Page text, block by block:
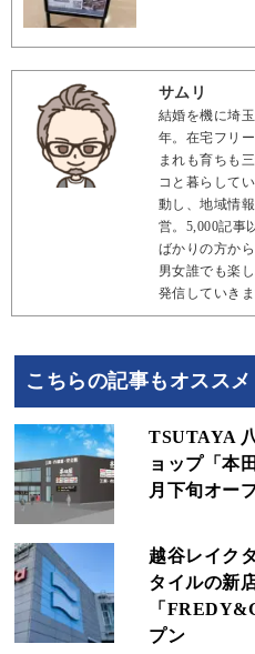
サムリ
結婚を機に埼
年。在宅フリ
まれも育ちも
コと暮らして
動し、地域情
営。5,000記事
ばかりの方か
男女誰でも楽
発信していきま
こちらの記事もオススメ
TSUTAYA
ョップ「本
月下旬オー
越谷レイク
タイルの新
「
プン